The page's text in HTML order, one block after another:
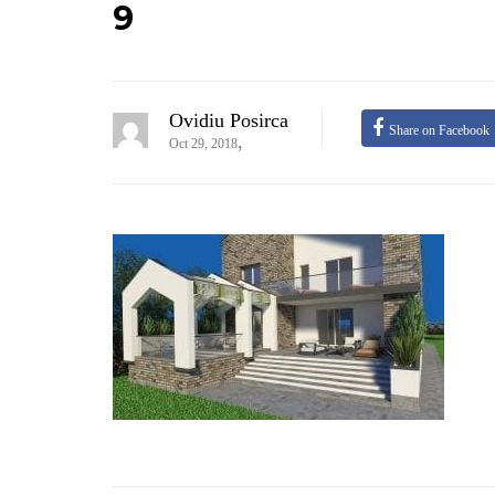
9
Ovidiu Posirca
Oct 29, 2018, Share on Facebook